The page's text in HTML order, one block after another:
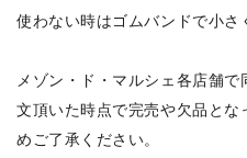
使わない時はゴムバンドで小さ
メゾン・ド・マルシェ各店舗
文頂いた時点で完売や欠品と
めご了承ください。